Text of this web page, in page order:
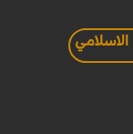
الاسلامي